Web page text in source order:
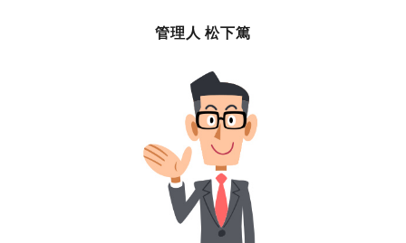
管理人 松下篤